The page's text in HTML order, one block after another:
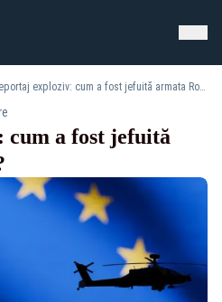
Reportaj exploziv: cum a fost jefuită armata României?
cum a fost jefuită